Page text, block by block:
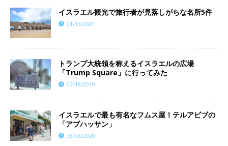
イスラエル観光で旅行者が見落しがちな名所5件
01/13/2021
トランプ大統領を称えるイスラエルの広場
「Trump Square」に行ってみた
07/18/2019
イスラエルで最も有名なフムス屋！テルアビブの
「アブハッサン」
08/08/2020